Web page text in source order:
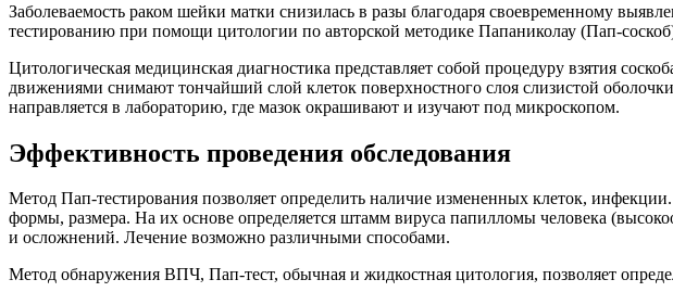
Заболеваемость раком шейки матки снизилась в разы благодаря своевременному
тестированию при помощи цитологии по авторской методике Папаниколау (Пап-
Цитологическая медицинская диагностика представляет собой процедуру взятия
движениями снимают тончайший слой клеток поверхностного слоя слизистой
направляется в лабораторию, где мазок окрашивают и изучают под микроскопом.
Эффективность проведения обследования
Метод Пап-тестирования позволяет определить наличие измененных клеток,
формы, размера. На их основе определяется штамм вируса папилломы человека
и осложнений. Лечение возможно различными способами.
Метод обнаружения ВПЧ, Пап-тест, обычная и жидкостная цитология, позволяет